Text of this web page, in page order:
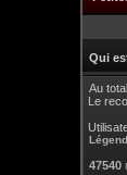
Qui
Au
Le
47540